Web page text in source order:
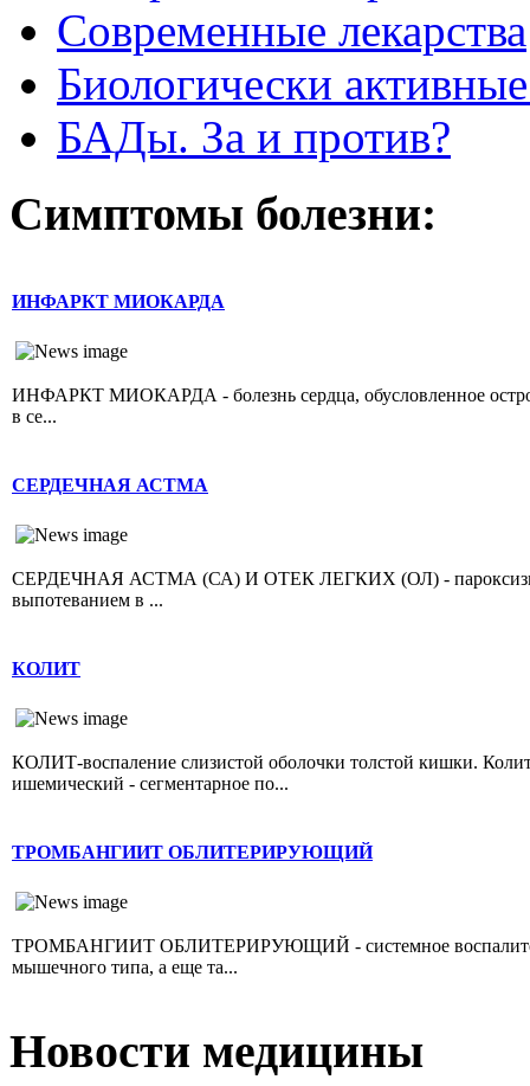
Современные лекарства
Биологически
БАДы. За и против?
Симптомы болезни:
ИНФАРКТ МИОКАРДА
ИНФАРКТ МИОКАРДА - болезнь сердца, обусловленное острой
в се...
СЕРДЕЧНАЯ АСТМА
СЕРДЕЧНАЯ АСТМА (СА) И ОТЕК ЛЕГКИХ (ОЛ) -
выпотеванием в ...
КОЛИТ
КОЛИТ-воспаление слизистой оболочки толстой кишки.
ишемический - сегментарное по...
ТРОМБАНГИИТ ОБЛИТЕРИРУЮЩИЙ
ТРОМБАНГИИТ ОБЛИТЕРИРУЮЩИЙ - системное
мышечного типа, а еще та...
Новости медицины